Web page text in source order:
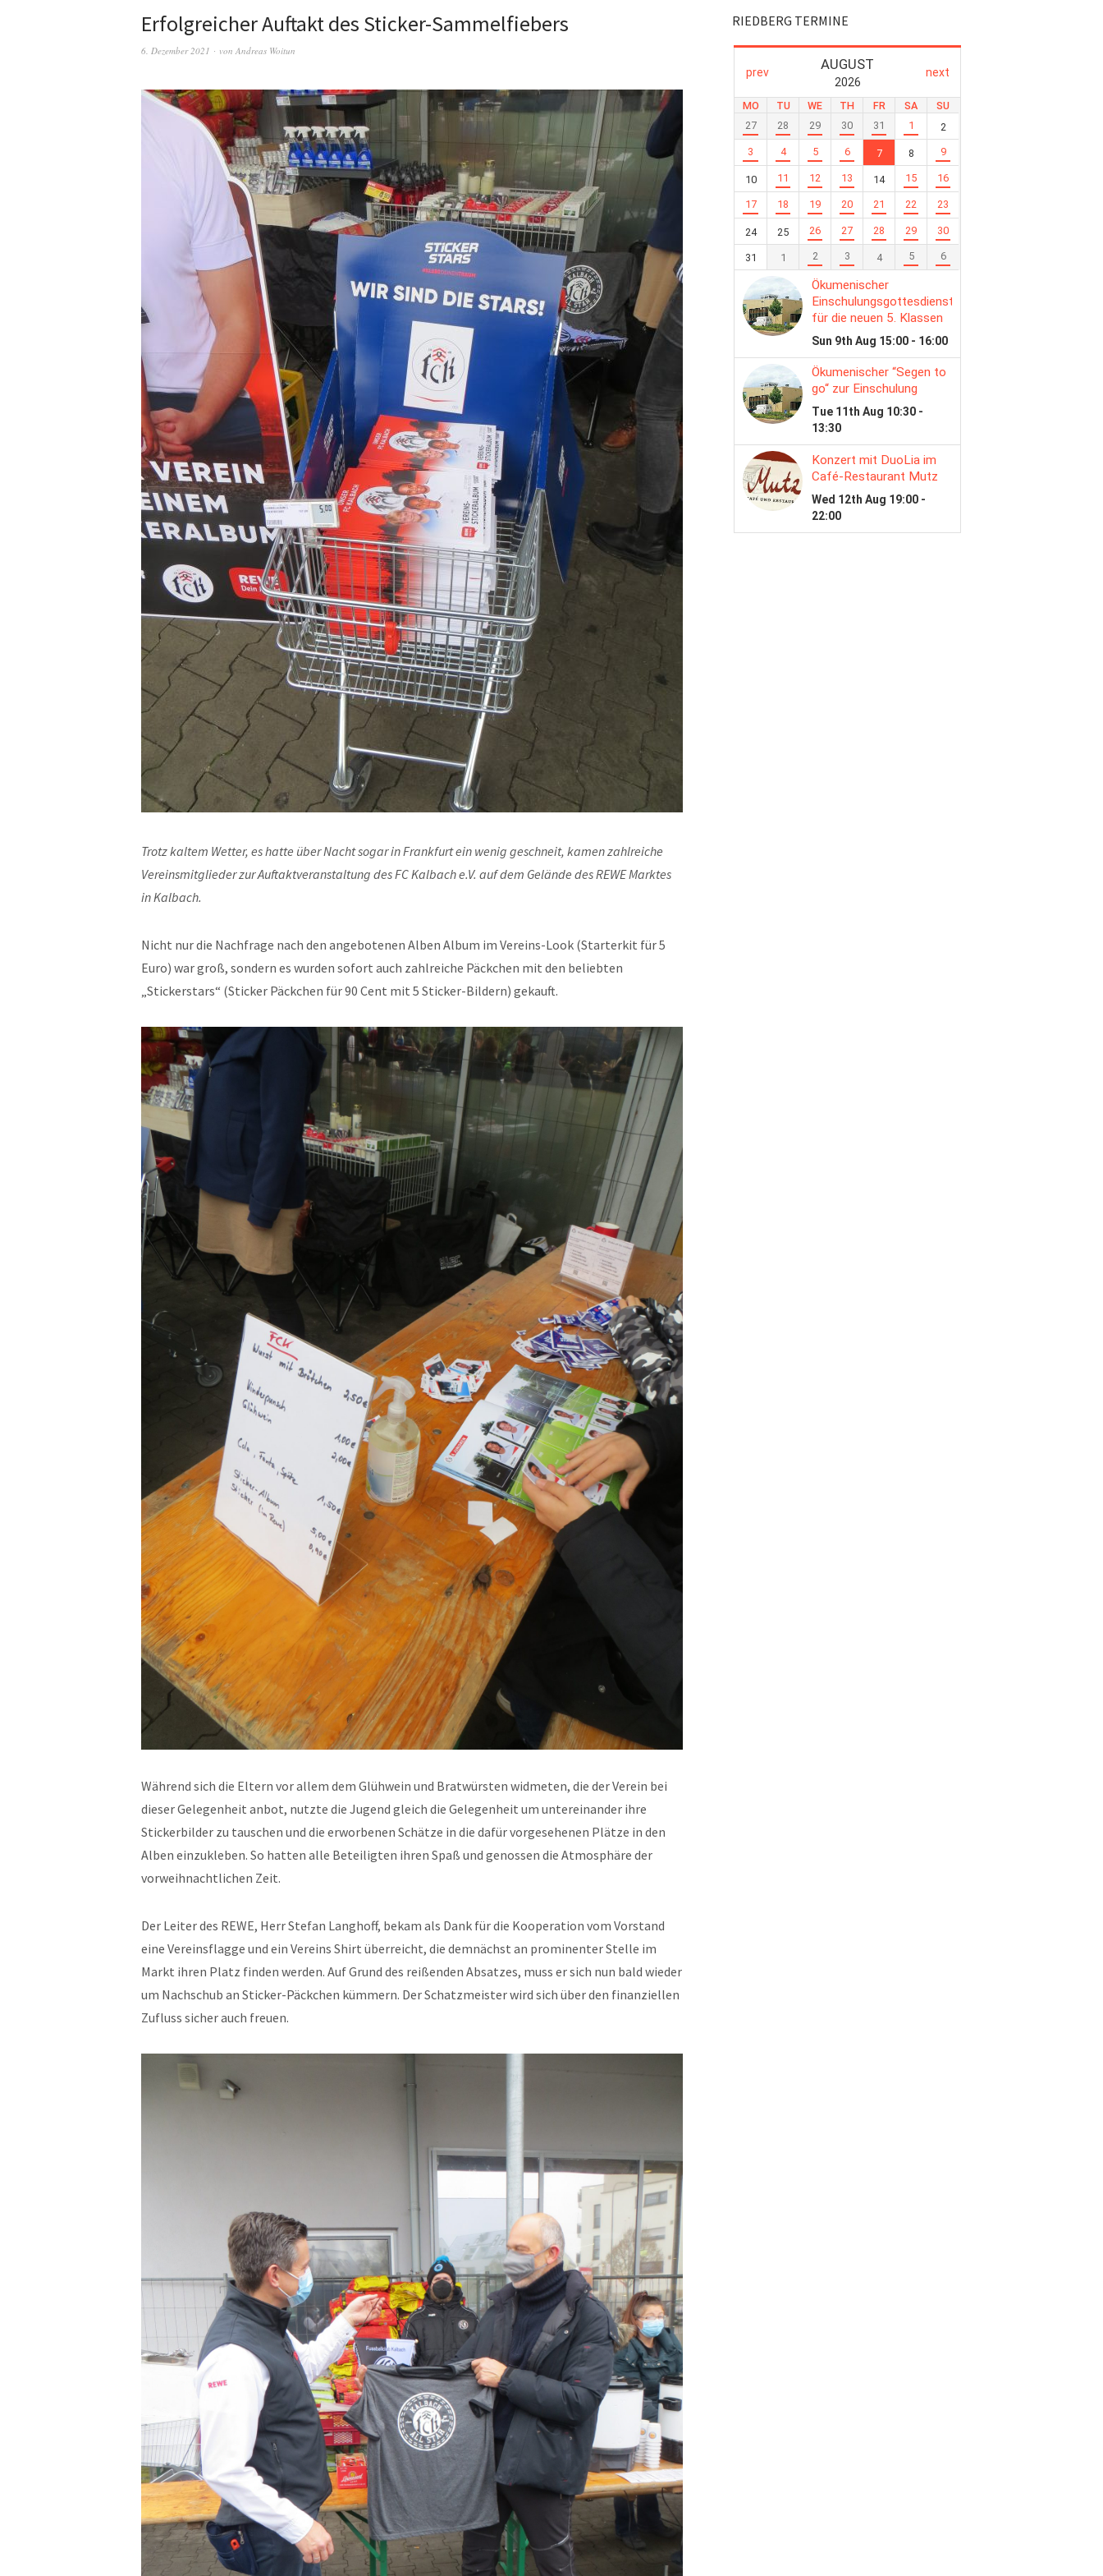
Erfolgreicher Auftakt des Sticker-Sammelfiebers
6. Dezember 2021 von Andreas Woitun
Trotz kaltem Wetter, es hatte über Nacht sogar in Frankfurt ein wenig geschneit, kamen zahlreiche
Vereinsmitglieder zur Auftaktveranstaltung des FC Kalbach e.V. auf dem Gelände des REWE Marktes
in Kalbach.
Nicht nur die Nachfrage nach den angebotenen Alben Album im Vereins-Look (Starterkit für 5
Euro) war groß, sondern es wurden sofort auch zahlreiche Päckchen mit den beliebten
„Stickerstars“ (Sticker Päckchen für 90 Cent mit 5 Sticker-Bildern) gekauft.
Während sich die Eltern vor allem dem Glühwein und Bratwürsten widmeten, die der Verein bei
dieser Gelegenheit anbot, nutzte die Jugend gleich die Gelegenheit um untereinander ihre
Stickerbilder zu tauschen und die erworbenen Schätze in die dafür vorgesehenen Plätze in den
Alben einzukleben. So hatten alle Beteiligten ihren Spaß und genossen die Atmosphäre der
vorweihnachtlichen Zeit.
Der Leiter des REWE, Herr Stefan Langhoff, bekam als Dank für die Kooperation vom Vorstand
eine Vereinsflagge und ein Vereins Shirt überreicht, die demnächst an prominenter Stelle im
Markt ihren Platz finden werden. Auf Grund des reißenden Absatzes, muss er sich nun bald wieder
um Nachschub an Sticker-Päckchen kümmern. Der Schatzmeister wird sich über den finanziellen
Zufluss sicher auch freuen.
RIEDBERG TERMINE